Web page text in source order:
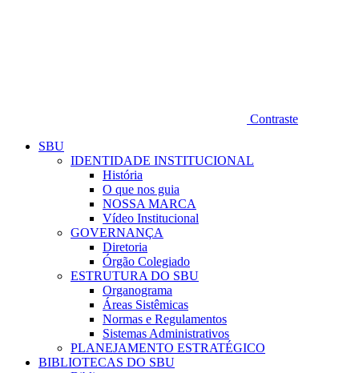
Contraste
SBU
IDENTIDADE INSTITUCIONAL
História
O que nos guia
NOSSA MARCA
Vídeo Institucional
GOVERNANÇA
Diretoria
Órgão Colegiado
ESTRUTURA DO SBU
Organograma
Áreas Sistêmicas
Normas e Regulamentos
Sistemas Administrativos
PLANEJAMENTO ESTRATÉGICO
BIBLIOTECAS DO SBU